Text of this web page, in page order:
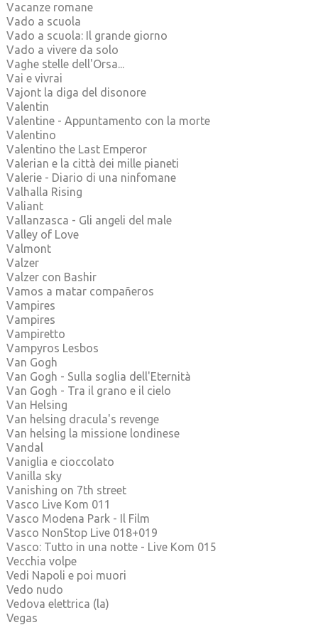
Vacanze romane
Vado a scuola
Vado a scuola: Il grande giorno
Vado a vivere da solo
Vaghe stelle dell'Orsa...
Vai e vivrai
Vajont la diga del disonore
Valentin
Valentine - Appuntamento con la morte
Valentino
Valentino the Last Emperor
Valerian e la città dei mille pianeti
Valerie - Diario di una ninfomane
Valhalla Rising
Valiant
Vallanzasca - Gli angeli del male
Valley of Love
Valmont
Valzer
Valzer con Bashir
Vamos a matar compañeros
Vampires
Vampires
Vampiretto
Vampyros Lesbos
Van Gogh
Van Gogh - Sulla soglia dell'Eternità
Van Gogh - Tra il grano e il cielo
Van Helsing
Van helsing dracula's revenge
Van helsing la missione londinese
Vandal
Vaniglia e cioccolato
Vanilla sky
Vanishing on 7th street
Vasco Live Kom 011
Vasco Modena Park - Il Film
Vasco NonStop Live 018+019
Vasco: Tutto in una notte - Live Kom 015
Vecchia volpe
Vedi Napoli e poi muori
Vedo nudo
Vedova elettrica (la)
Vegas